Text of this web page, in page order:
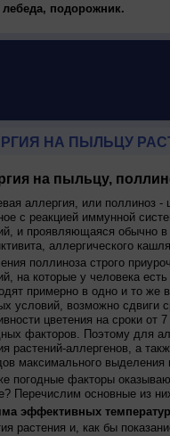
подорожник.
НА ПЫЛЬЦУ
на пыльцу,
аллергия, или поллиноз -
с реакцией иммунной
и проявляющаяся обычно
аллергического
поллиноза строго
на которые у человека
примерно в одно и то же
условий, возможно сдвиги
цветения на сроки от
факторов. Поэтому для
растений-аллергенов, а
максимального
погодные факторы
Перечислим основные из
эффективных
растения и, как бы